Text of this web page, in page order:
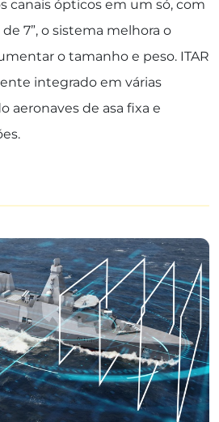
canais ópticos em um só, com
7”, o sistema melhora o
o tamanho e peso. ITAR
integrado em várias
aeronaves de asa fixa e